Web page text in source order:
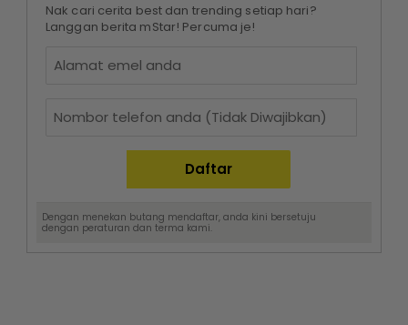
Nak cari cerita best dan trending setiap hari?
Langgan berita mStar! Percuma je!
Dengan menekan butang mendaftar, anda kini bersetuju
dengan peraturan dan terma kami.